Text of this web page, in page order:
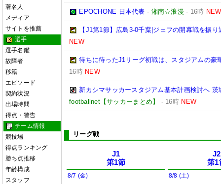
著名人
メディア
サイトを推薦
選手
選手名鑑
故障者
移籍
エピソード
契約状況
出場時間
得点・警告
チーム情報
競技場
得点ランキング
勝ち点推移
年齢構成
スタッフ
EPOCHONE 日本代表 - 湘南☆浪漫 - 16時 NEW
【J1第1節】広島3-0千葉|ジェフの開幕戦を振
NEW
待ちに待ったJ1リーグ初戦は、スタジアムの豪
16時 NEW
新カシマサッカースタジアム基本計画検討へ
footballnet【サッカーまとめ】
- 16時 NEW
リーグ戦
J1
第1節
8/7 (金)
J2
第1
8/8 (土)